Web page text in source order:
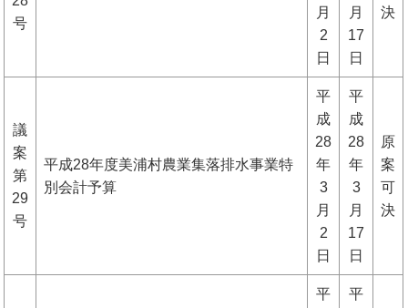
号
月
2
日
月
17
日
決
議
案
第
29
号
平成28年度美浦村農業集落排水事業特
別会計予算
平
成
28
年
3
月
2
日
平
成
28
年
3
月
17
日
原
案
可
決
平
平